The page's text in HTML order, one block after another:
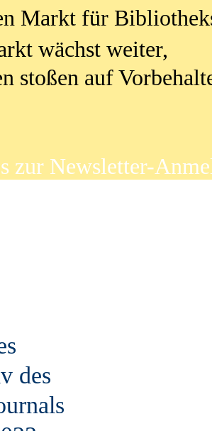
Markt für
wächst weiter,
stoßen auf
zur Newsletter-
des